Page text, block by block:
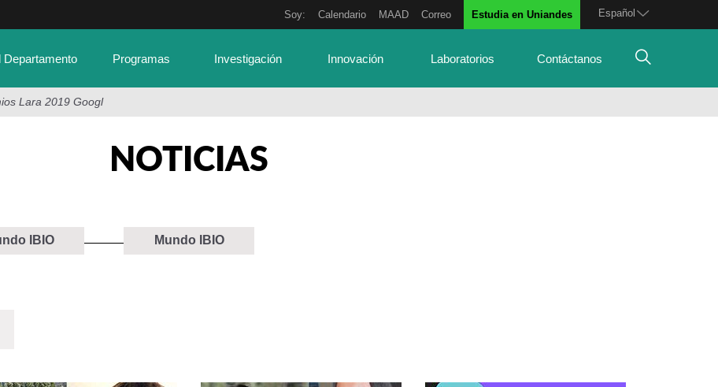
Español
Soy: Calendario MAAD Correo Estudia en Uniandes
Departamento Programas Investigación Innovación Laboratorios Contáctanos
Lara 2019 Googl
NOTICIAS
IBIO Mundo IBIO